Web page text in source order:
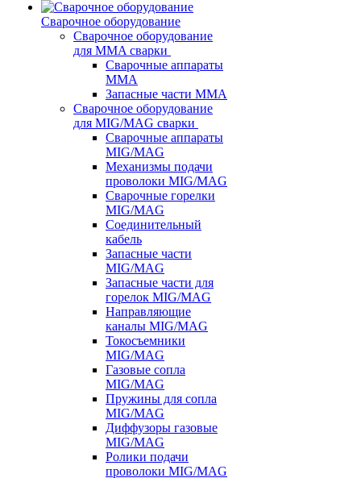
Сварочное оборудование
Сварочное оборудование
для MMA сварки
Сварочные аппараты
MMA
Запасные части MMA
Сварочное оборудование
для MIG/MAG сварки
Сварочные аппараты
MIG/MAG
Механизмы подачи
проволоки MIG/MAG
Сварочные горелки
MIG/MAG
Соединительный
кабель
Запасные части
MIG/MAG
Запасные части для
горелок MIG/MAG
Направляющие
каналы MIG/MAG
Токосъемники
MIG/MAG
Газовые сопла
MIG/MAG
Пружины для сопла
MIG/MAG
Диффузоры газовые
MIG/MAG
Ролики подачи
проволоки MIG/MAG